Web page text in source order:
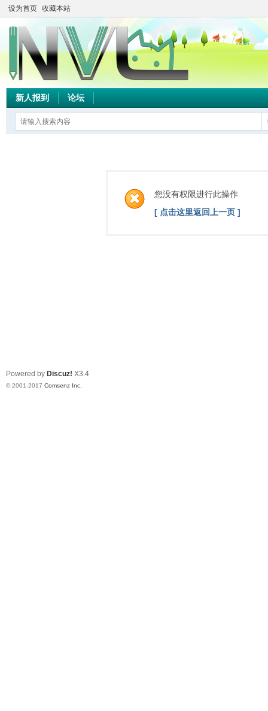
设为首页 收藏本站
新人报到 论坛
您没有权限进行此操作
[ 点击这里返回上一页 ]
Powered by Discuz! X3.4
© 2001-2017 Comsenz Inc.